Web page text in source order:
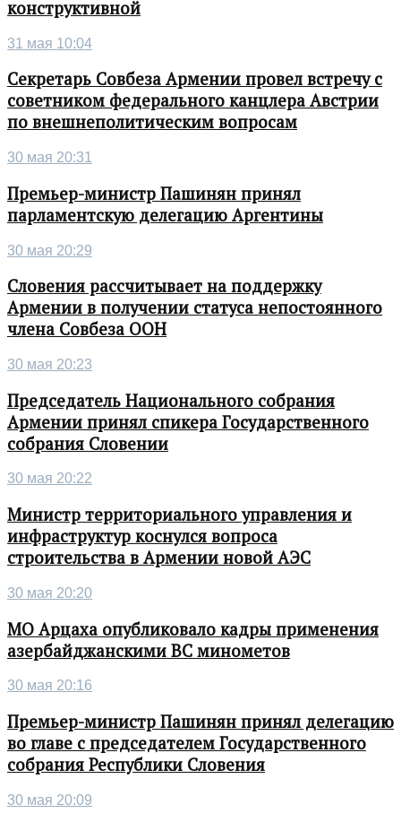
конструктивной
31 мая 10:04
Секретарь Совбеза Армении провел встречу с
советником федерального канцлера Австрии
по внешнеполитическим вопросам
30 мая 20:31
Премьер-министр Пашинян принял
парламентскую делегацию Аргентины
30 мая 20:29
Словения рассчитывает на поддержку
Армении в получении статуса непостоянного
члена Совбеза ООН
30 мая 20:23
Председатель Национального собрания
Армении принял спикера Государственного
собрания Словении
30 мая 20:22
Министр территориального управления и
инфраструктур коснулся вопроса
строительства в Армении новой АЭС
30 мая 20:20
МО Арцаха опубликовало кадры применения
азербайджанскими ВС минометов
30 мая 20:16
Премьер-министр Пашинян принял делегацию
во главе с председателем Государственного
собрания Республики Словения
30 мая 20:09